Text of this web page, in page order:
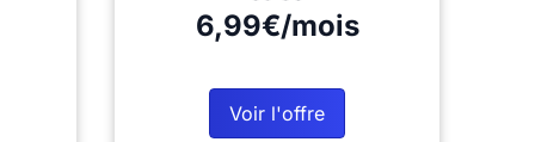
6,99€/mois
Voir l'offre